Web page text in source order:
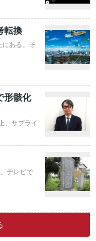
転換
にある。そ
形骸化
、サプライ
テレビで